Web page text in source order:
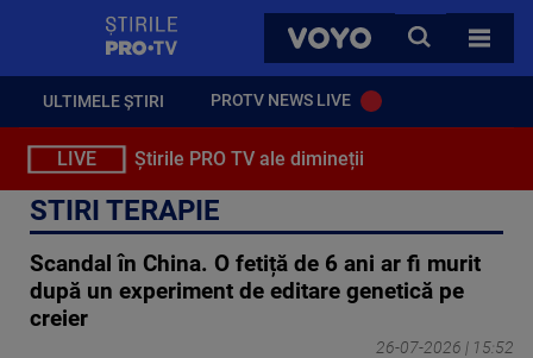
VOYO
CAUTA
TOATE
ULTIMELE ȘTIRI PROTV NEWS LIVE
LIVE Știrile PRO TV ale dimineții
STIRI TERAPIE
Scandal în China. O fetiță de 6 ani ar fi murit
după un experiment de editare genetică pe
creier
26-07-2026 | 15:52